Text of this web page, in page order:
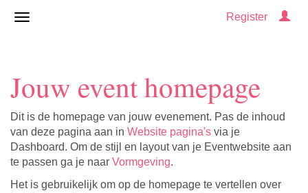
Register
Jouw event homepage
Dit is de homepage van jouw evenement. Pas de inhoud
van deze pagina aan in Website pagina's via je
Dashboard. Om de stijl en layout van je Eventwebsite aan
te passen ga je naar Vormgeving.
Het is gebruikelijk om op de homepage te vertellen over